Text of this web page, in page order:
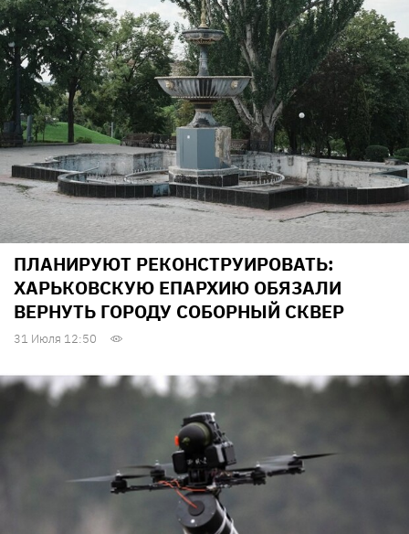
ПЛАНИРУЮТ РЕКОНСТРУИРОВАТЬ:
ХАРЬКОВСКУЮ ЕПАРХИЮ ОБЯЗАЛИ
ВЕРНУТЬ ГОРОДУ СОБОРНЫЙ СКВЕР
31 Июля 12:50